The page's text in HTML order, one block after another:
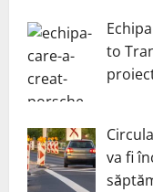
to
va fi